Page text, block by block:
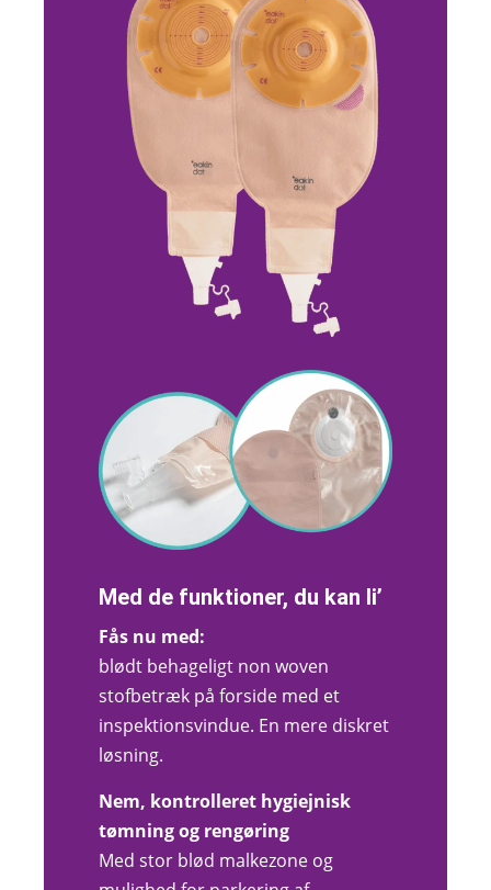
Med de funktioner, du kan li’
Fås nu med:
blødt behageligt non woven
stofbetræk på forside med et
inspektionsvindue. En mere diskret
løsning.
Nem, kontrolleret hygiejnisk
tømning og rengøring
Med stor blød malkezone og